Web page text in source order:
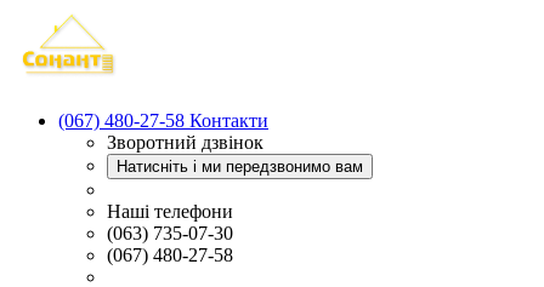
(067) 480-27-58 Контакти
Зворотний дзвінок
Натисніть і ми передзвонимо вам
Наші телефони
(063) 735-07-30
(067) 480-27-58